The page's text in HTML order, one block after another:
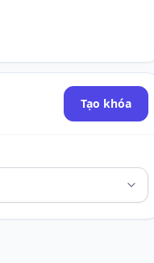
Tạo khóa